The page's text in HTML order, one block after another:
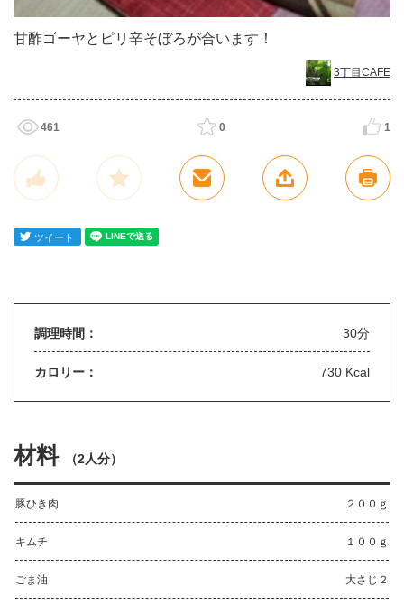
甘酢ゴーヤとピリ辛そぼろが合います！
3丁目CAFE
461 0 1
調理時間： 30分
カロリー： 730 Kcal
材料 （2人分）
豚ひき肉 ２００ｇ
キムチ １００ｇ
ごま油 大さじ２